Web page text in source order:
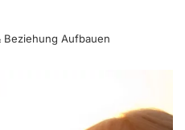
Beziehung Aufbauen